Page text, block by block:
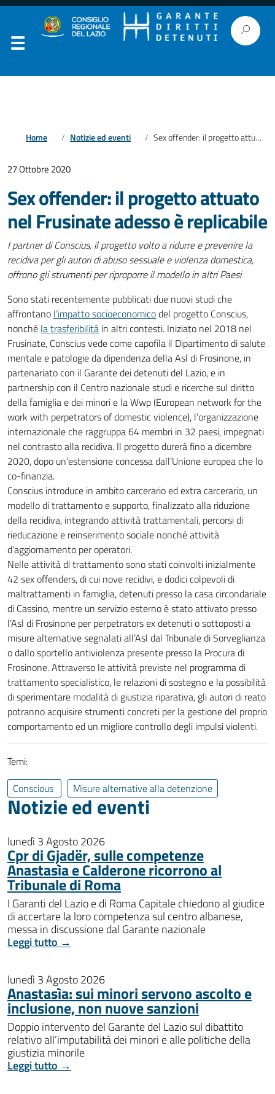
Home Notizie ed eventi Sex offender: il progetto attuato nel Frusinate adesso è replicabile
27 Ottobre 2020
Sex offender: il progetto attuato
nel Frusinate adesso è replicabile
I partner di Conscius, il progetto volto a ridurre e prevenire la
recidiva per gli autori di abuso sessuale e violenza domestica,
offrono gli strumenti per riproporre il modello in altri Paesi
Sono stati recentemente pubblicati due nuovi studi che
affrontano l’impatto socioeconomicodel progetto Conscius,
nonché la trasferibilità in altri contesti. Iniziato nel 2018 nel
Frusinate, Conscius vede come capofila il Dipartimento di salute
mentale e patologie da dipendenza della Asl di Frosinone, in
partenariato con il Garante dei detenuti del Lazio, e in
partnership con il Centro nazionale studi e ricerche sul diritto
della famiglia e dei minori e la Wwp (European network for the
work with perpetrators of domestic violence), l’organizzazione
internazionale che raggruppa 64 membri in 32 paesi, impegnati
nel contrasto alla recidiva. Il progetto durerà fino a dicembre
2020, dopo un’estensione concessa dall’Unione europea che lo
co-finanzia.
Conscius introduce in ambito carcerario ed extra carcerario, un
modello di trattamento e supporto, finalizzato alla riduzione
della recidiva, integrando attività trattamentali, percorsi di
rieducazione e reinserimento sociale nonché attività
d’aggiornamento per operatori.
Nelle attività di trattamento sono stati coinvolti inizialmente
42 sex offenders, di cui nove recidivi, e dodici colpevoli di
maltrattamenti in famiglia, detenuti presso la casa circondariale
di Cassino, mentre un servizio esterno è stato attivato presso
l’Asl di Frosinone per perpetrators ex detenuti o sottoposti a
misure alternative segnalati all’Asl dal Tribunale di Sorveglianza
o dallo sportello antiviolenza presente presso la Procura di
Frosinone. Attraverso le attività previste nel programma di
trattamento specialistico, le relazioni di sostegno e la possibilità
di sperimentare modalità di giustizia riparativa, gli autori di reato
potranno acquisire strumenti concreti per la gestione del proprio
comportamento ed un migliore controllo degli impulsi violenti.
Temi:
Conscious
Misure alternative alla detenzione
Notizie ed eventi
lunedì 3 Agosto 2026
Cpr di Gjadër, sulle competenze
Anastasìa e Calderone ricorrono al
Tribunale di Roma
I Garanti del Lazio e di Roma Capitale chiedono al giudice
di accertare la loro competenza sul centro albanese,
messa in discussione dal Garante nazionale
Leggi tutto →
lunedì 3 Agosto 2026
Anastasìa: sui minori servono ascolto e
inclusione, non nuove sanzioni
Doppio intervento del Garante del Lazio sul dibattito
relativo all’imputabilità dei minori e alle politiche della
giustizia minorile
Leggi tutto →